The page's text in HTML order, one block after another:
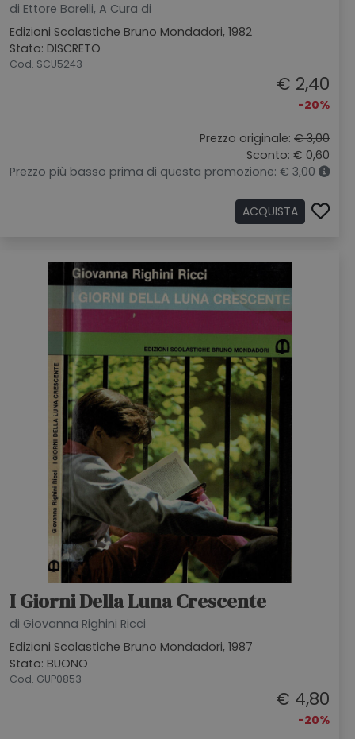
di Ettore Barelli, A Cura di
Edizioni Scolastiche Bruno Mondadori, 1982
Stato: DISCRETO
Cod. SCU5243
€ 2,40
-20%
Prezzo originale: € 3,00
Sconto: € 0,60
Prezzo più basso prima di questa promozione: € 3,00
ACQUISTA
I Giorni Della Luna Crescente
di Giovanna Righini Ricci
Edizioni Scolastiche Bruno Mondadori, 1987
Stato: BUONO
Cod. GUP0853
€ 4,80
-20%